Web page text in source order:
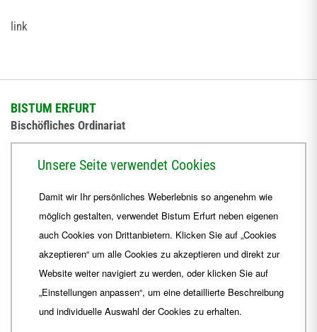
link
BISTUM ERFURT
Bischöfliches Ordinariat
+49 361 6572-444
ordinariat Bistum-Erfurt.de
Unsere Seite verwendet Cookies
Damit wir Ihr persönliches Weberlebnis so angenehm wie
möglich gestalten, verwendet Bistum Erfurt neben eigenen
auch Cookies von Drittanbietern. Klicken Sie auf „Cookies
akzeptieren“ um alle Cookies zu akzeptieren und direkt zur
Website weiter navigiert zu werden, oder klicken Sie auf
„Einstellungen anpassen“, um eine detaillierte Beschreibung
und individuelle Auswahl der Cookies zu erhalten.